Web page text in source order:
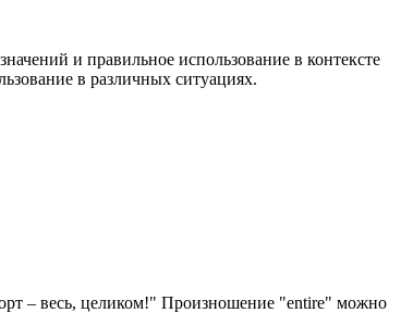
и правильное использование в контексте
в различных ситуациях.
– весь, целиком!" Произношение "entire" можно